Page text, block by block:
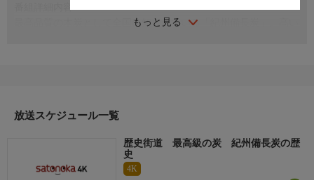
もっと見る
最高品質の木炭として全国に知られている「紀州備長炭」。高い
放送スケジュール一覧
歴史街道 最高級の炭 紀州備長炭の歴
史
4K